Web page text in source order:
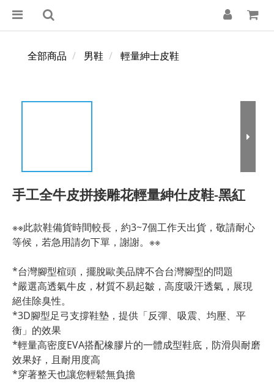
全部商品 男鞋 輕量紳士皮鞋
手工全牛皮拼接雕花輕量紳仕皮鞋-黑紅
※※此款鞋備貨時間較長，約3~7個工作天出貨，敬請耐心
等候，若急用請勿下單，謝謝。※※
*台灣腳型楦頭，擺脫歐美品牌不合台灣腳型的問題
*嚴選高透氣牛皮，材質不易起皺，高度吸汗透氣，展現
絕佳除臭性。
*3D腳型足弓支撐鞋墊，提供「反彈、吸震、均壓、平
衡」的效果
*輕量高密度EVA搭配橡膠片的一體成型鞋底，防滑與耐磨
效果好，且耐用度高
*穿著整天也讓您輕鬆無負擔